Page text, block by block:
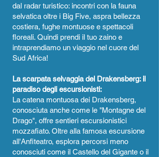
dal radar turistico: incontri con la fauna
selvatica oltre i Big Five, aspra bellezza
costiera, fughe montuose e spettacoli
floreali. Quindi prendi il tuo zaino e
intraprendiamo un viaggio nel cuore del
Sud Africa!
La scarpata selvaggia del Drakensberg: il
paradiso degli escursionisti:
La catena montuosa dei Drakensberg,
conosciuta anche come le "Montagne del
Drago", offre sentieri escursionistici
mozzafiato. Oltre alla famosa escursione
all'Anfiteatro, esplora percorsi meno
conosciuti come il Castello del Gigante o il